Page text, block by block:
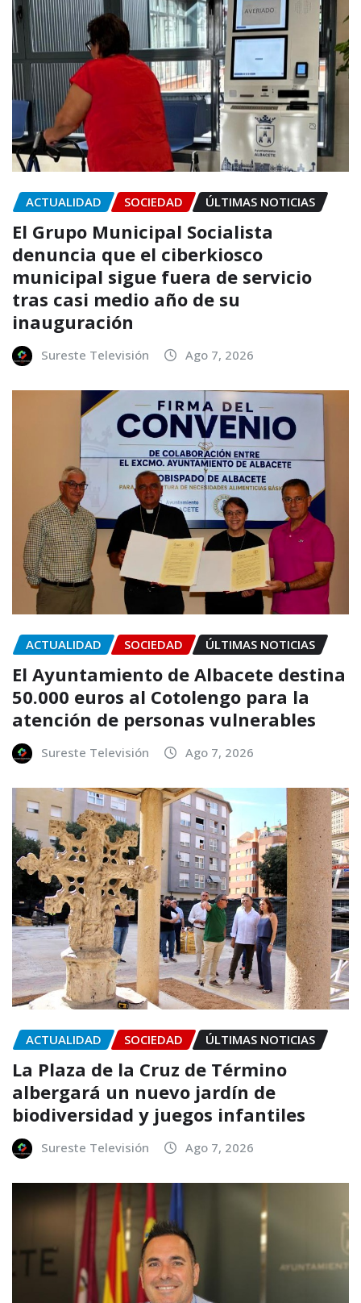
ACTUALIDAD SOCIEDAD ÚLTIMAS NOTICIAS
El Grupo Municipal Socialista
denuncia que el ciberkiosco
municipal sigue fuera de servicio
tras casi medio año de su
inauguración
Sureste Televisión Ago 7, 2026
ACTUALIDAD SOCIEDAD ÚLTIMAS NOTICIAS
El Ayuntamiento de Albacete destina
50.000 euros al Cotolengo para la
atención de personas vulnerables
Sureste Televisión Ago 7, 2026
ACTUALIDAD SOCIEDAD ÚLTIMAS NOTICIAS
La Plaza de la Cruz de Término
albergará un nuevo jardín de
biodiversidad y juegos infantiles
Sureste Televisión Ago 7, 2026